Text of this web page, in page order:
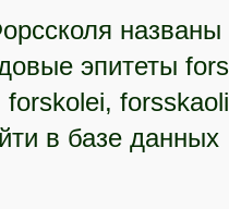
эпитеты
в базе